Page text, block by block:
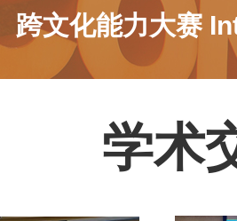
跨文化能力大赛
学术